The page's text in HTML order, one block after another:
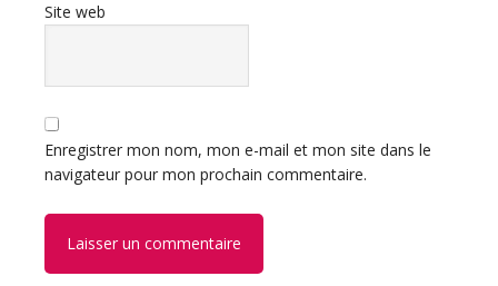
Site web
Enregistrer mon nom, mon e-mail et mon site dans le
navigateur pour mon prochain commentaire.